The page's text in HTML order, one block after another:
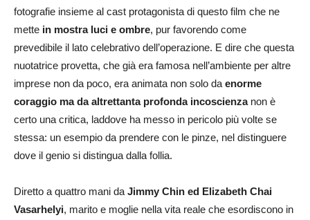
fotografie insieme al cast protagonista di questo film che ne
mette in mostra luci e ombre, pur favorendo come
prevedibile il lato celebrativo dell’operazione. E dire che questa
nuotatrice provetta, che già era famosa nell’ambiente per altre
imprese non da poco, era animata non solo da enorme
coraggio ma da altrettanta profonda incoscienzanon è
certo una critica, laddove ha messo in pericolo più volte se
stessa: un esempio da prendere con le pinze, nel distinguere
dove il genio si distingua dalla follia.
Diretto a quattro mani da Jimmy Chin ed Elizabeth Chai
Vasarhelyi, marito e moglie nella vita reale che esordiscono in